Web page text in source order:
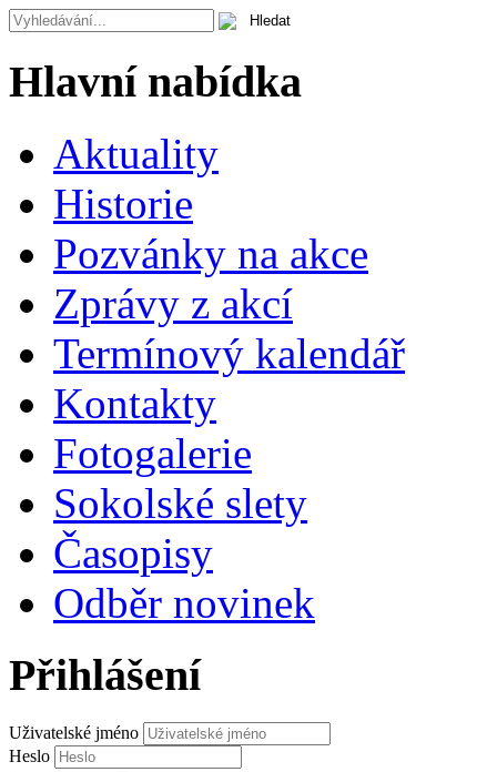
Hlavní nabídka
Aktuality
Historie
Pozvánky na akce
Zprávy z akcí
Termínový kalendář
Kontakty
Fotogalerie
Sokolské slety
Časopisy
Odběr novinek
Přihlášení
Uživatelské jméno
Heslo